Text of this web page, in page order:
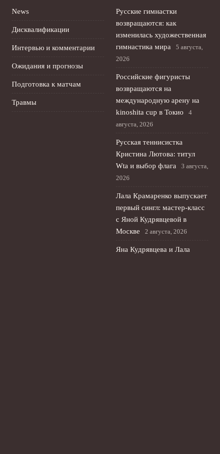
News
Дисквалификации
Интервью и комментарии
Ожидания и прогнозы
Подготовка к матчам
Травмы
Русские гимнастки
возвращаются: как
изменилась художественная
гимнастика мира
5 августа,
2026
Российские фигуристы
возвращаются на
международную арену на
kinoshita cup в Токио
4
августа, 2026
Русская теннисистка
Кристина Лютова: титул
Wta и выбор флага
3 августа,
2026
Лала Крамаренко выпускает
первый сингл: мастер-класс
с Яной Кудрявцевой в
Москве
2 августа, 2026
Яна Кудрявцева и Лала